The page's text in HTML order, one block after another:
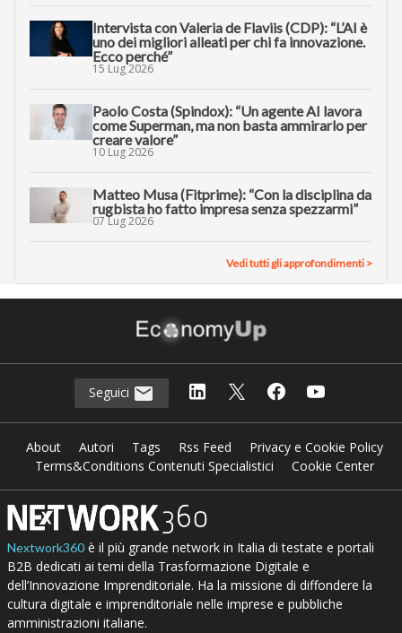
Intervista con Valeria de Flaviis (CDP): “L’AI è
uno dei migliori alleati per chi fa innovazione.
Ecco perché”
15 Lug 2026
Paolo Costa (Spindox): “Un agente AI lavora
come Superman, ma non basta ammirarlo per
creare valore”
10 Lug 2026
Matteo Musa (Fitprime): “Con la disciplina da
rugbista ho fatto impresa senza spezzarmi”
07 Lug 2026
Vedi tutti gli approfondimenti >
Seguici
About Autori Tags Rss Feed
Privacy e Cookie Policy
Terms&Conditions Contenuti Specialistici
Cookie Center
Nextwork360è il più grande network in Italia di testate e portali
B2B dedicati ai temi della Trasformazione Digitale e
dell’Innovazione Imprenditoriale. Ha la missione di diffondere la
cultura digitale e imprenditoriale nelle imprese e pubbliche
amministrazioni italiane.